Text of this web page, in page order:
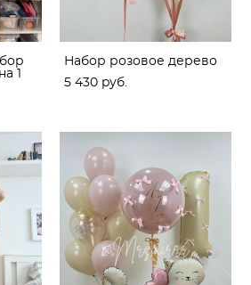
1
Набор розовое дерево
5 430 pуб.